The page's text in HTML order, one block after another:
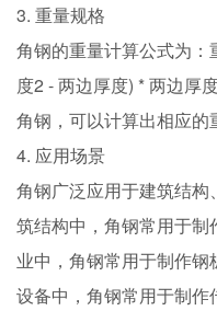
3. 重量规格
角钢的重量计算公式为：
度2 - 两边厚度) * 两边厚
角钢，可以计算出相应的
4. 应用场景
角钢广泛应用于建筑结
筑结构中，角钢常用于
业中，角钢常用于制作
设备中，角钢常用于制作